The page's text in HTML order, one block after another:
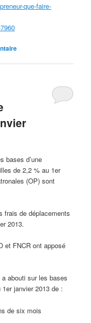
que-faire-
bases d’une
de 2,2 % au 1er
(OP) sont
frais de déplacements
2013.
et FNCR ont apposé
abouti sur les bases
janvier 2013 de :
de six mois